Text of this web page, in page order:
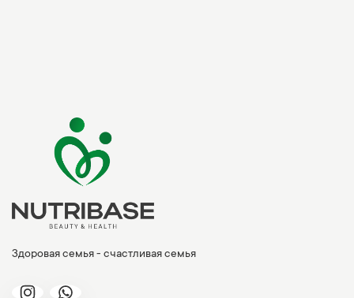
Здоровая семья - счастливая семья